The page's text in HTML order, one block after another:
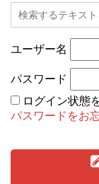
ユーザー名
パスワード
ログイン状態
パスワードをお